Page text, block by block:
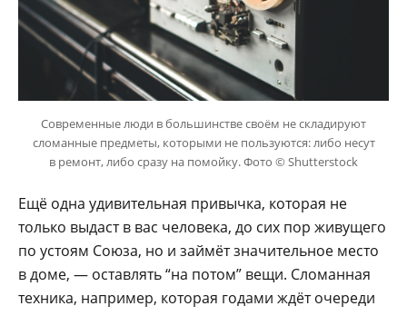
Современные люди в большинстве своём не складируют
сломанные предметы, которыми не пользуются: либо несут
в ремонт, либо сразу на помойку. Фото © Shutterstock
Ещё одна удивительная привычка, которая не
только выдаст в вас человека, до сих пор живущего
по устоям Союза, но и займёт значительное место
в доме, — оставлять “на потом” вещи. Сломанная
техника, например, которая годами ждёт очереди